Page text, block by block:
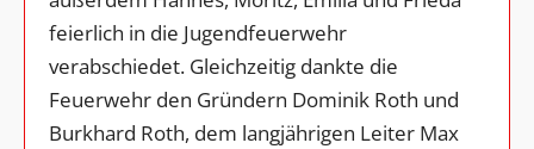
feierlich in die Jugendfeuerwehr
verabschiedet. Gleichzeitig dankte die
Feuerwehr den Gründern Dominik Roth und
Burkhard Roth, dem langjährigen Leiter Max